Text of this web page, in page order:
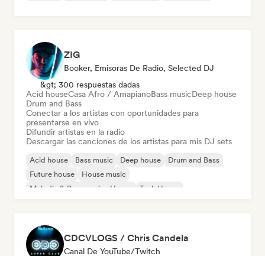
ZIG
Booker, Emisoras De Radio, Selected DJ
&gt; 300 respuestas dadas
Acid houseCasa Afro / AmapianoBass musicDeep house
Drum and Bass
Conectar a los artistas con oportunidades para
presentarse en vivo
Difundir artistas en la radio
Descargar las canciones de los artistas para mis DJ sets
Acid house Bass music Deep house
Drum and Bass
Future house
House music
Melodic & Progressive House
Tech House
CDCVLOGS / Chris Candela
Canal De YouTube/Twitch